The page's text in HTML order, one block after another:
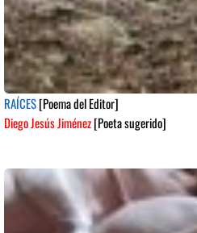
RAÍCES[Poema del Editor]
Diego Jesús Jiménez[Poeta sugerido]